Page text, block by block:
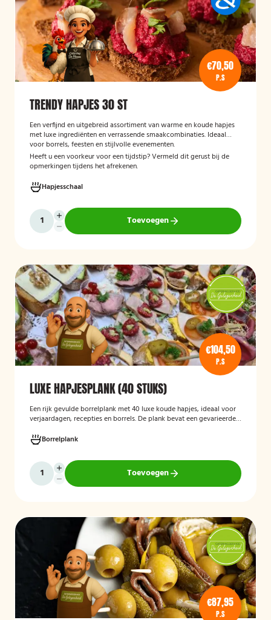
€70,50
P.S
TRENDY HAPJES 30 ST
Een verfijnd en uitgebreid assortiment van warme en koude hapjes
met luxe ingrediënten en verrassende smaakcombinaties. Ideaal
voor borrels, feesten en stijlvolle evenementen.
Heeft u een voorkeur voor een tijdstip? Vermeld dit gerust bij de
opmerkingen tijdens het afrekenen.
Hapjesschaal
Toevoegen
€104,50
P.S
LUXE HAPJESPLANK (40 STUKS)
Een rijk gevulde borrelplank met 40 luxe koude hapjes, ideaal voor
verjaardagen, recepties en borrels. De plank bevat een gevarieerde
stijlvol worden gepresenteerd, zodat je gasten direct kunnen
genieten.
Borrelplank
Toevoegen
€87,95
P.S